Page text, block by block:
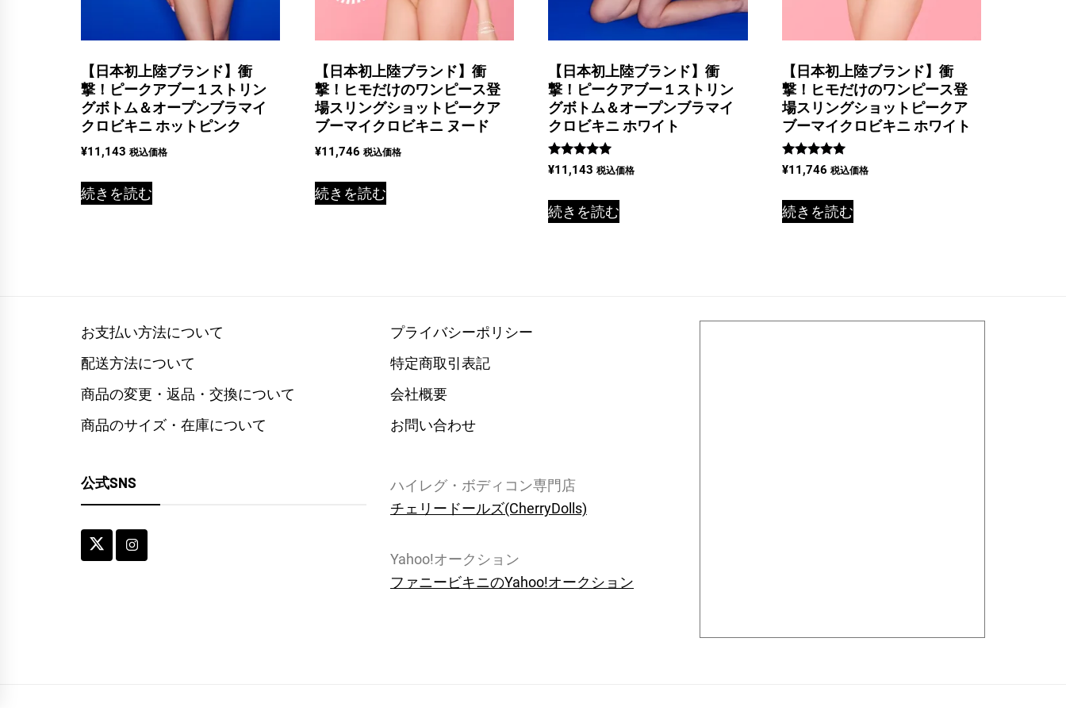
【日本初上陸ブランド】衝
撃！ピークアブー１ストリン
グボトム＆オープンブラマイ
クロビキニ ホットピンク
¥11,143 税込価格
続きを読む
【日本初上陸ブランド】衝
撃！ヒモだけのワンピース登
場スリングショットピークア
ブーマイクロビキニ ヌード
¥11,746 税込価格
続きを読む
【日本初上陸ブランド】衝
撃！ピークアブー１ストリン
グボトム＆オープンブラマイ
クロビキニ ホワイト
5段階中
5.00
¥11,143 税込価格
続きを読む
【日本初上陸ブランド】衝
撃！ヒモだけのワンピース登
場スリングショットピークア
ブーマイクロビキニ ホワイト
5段階中
5.00
¥11,746 税込価格
続きを読む
お支払い方法について
配送方法について
商品の変更・返品・交換について
商品のサイズ・在庫について
公式SNS
プライバシーポリシー
特定商取引表記
会社概要
お問い合わせ
ハイレグ・ボディコン専門店
チェリードールズ(CherryDolls)
Yahoo!オークション
ファニービキニのYahoo!オークション